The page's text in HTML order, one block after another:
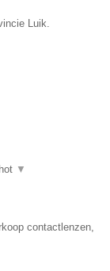
Luik.
▼
contactlenzen,